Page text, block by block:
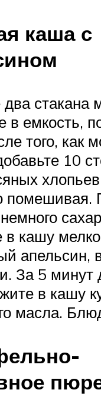
каша с
стакана
в емкость,
того, как
10
помешивая.
в кашу мелко
апельсин,
За 5 минут
в кашу
масла.